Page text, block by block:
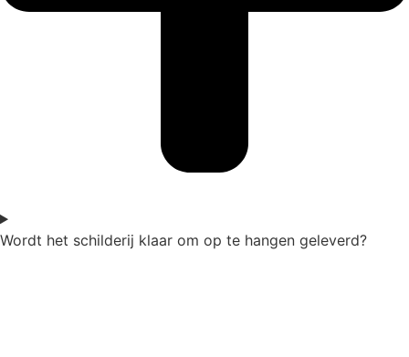
Wordt het schilderij klaar om op te hangen geleverd?